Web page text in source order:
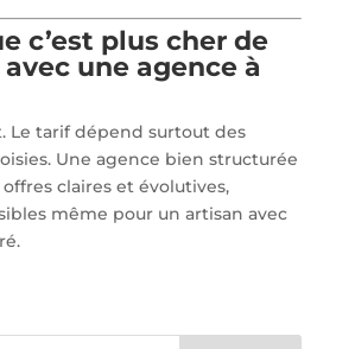
c’est plus cher de
une agence à
Le tarif dépend surtout des
Une agence bien structurée
claires et évolutives,
même pour un artisan avec